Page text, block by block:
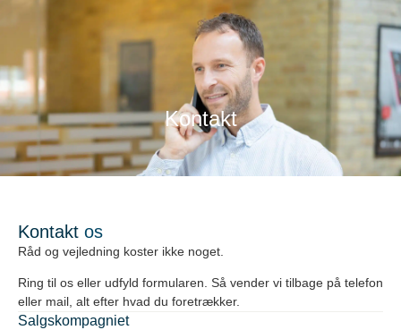
Kontakt
Kontakt
Kontakt os
Råd og vejledning koster ikke noget.
Ring til os eller udfyld formularen. Så vender vi tilbage på telefon
eller mail, alt efter hvad du foretrækker.
Salgskompagniet